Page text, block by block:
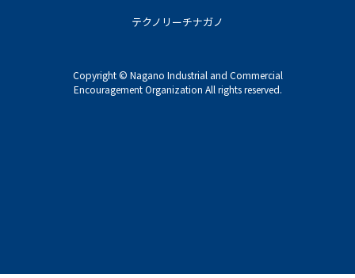
テクノリーチナガノ
Copyright © Nagano Industrial and Commercial
Encouragement Organization All rights reserved.